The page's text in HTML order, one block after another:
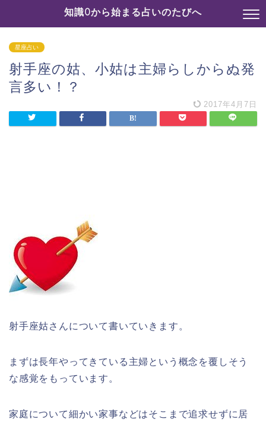
知識0から始まる占いのたびへ
星座占い
射手座の姑、小姑は主婦らしからぬ発
言多い！？
2017年4月7日
射手座姑さんについて書いていきます。
まずは長年やってきている主婦という概念を覆しそう
な感覚をもっています。
家庭について細かい家事などはそこまで追求せずに居